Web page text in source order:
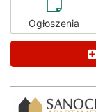
Ogłoszenia